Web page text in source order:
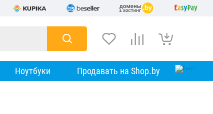
Ноутбуки Продавать на Shop.by